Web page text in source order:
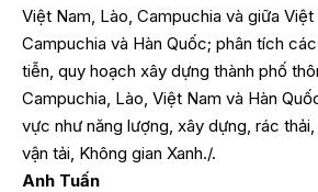
Việt Nam, Lào, Campuchia và giữa Việt
Campuchia và Hàn Quốc; phân tích
tiễn, quy hoạch xây dựng thành phố
Campuchia, Lào, Việt Nam và Hàn
vực như năng lượng, xây dựng, rác
vận tải, Không gian Xanh./.
Anh Tuấn